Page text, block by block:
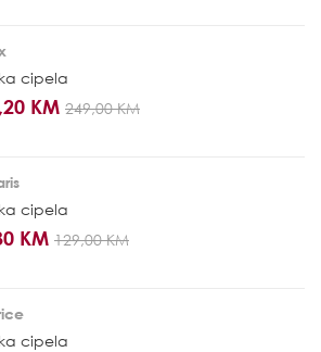
cipela
KM 249,00 KM
cipela
KM 129,00 KM
cipela